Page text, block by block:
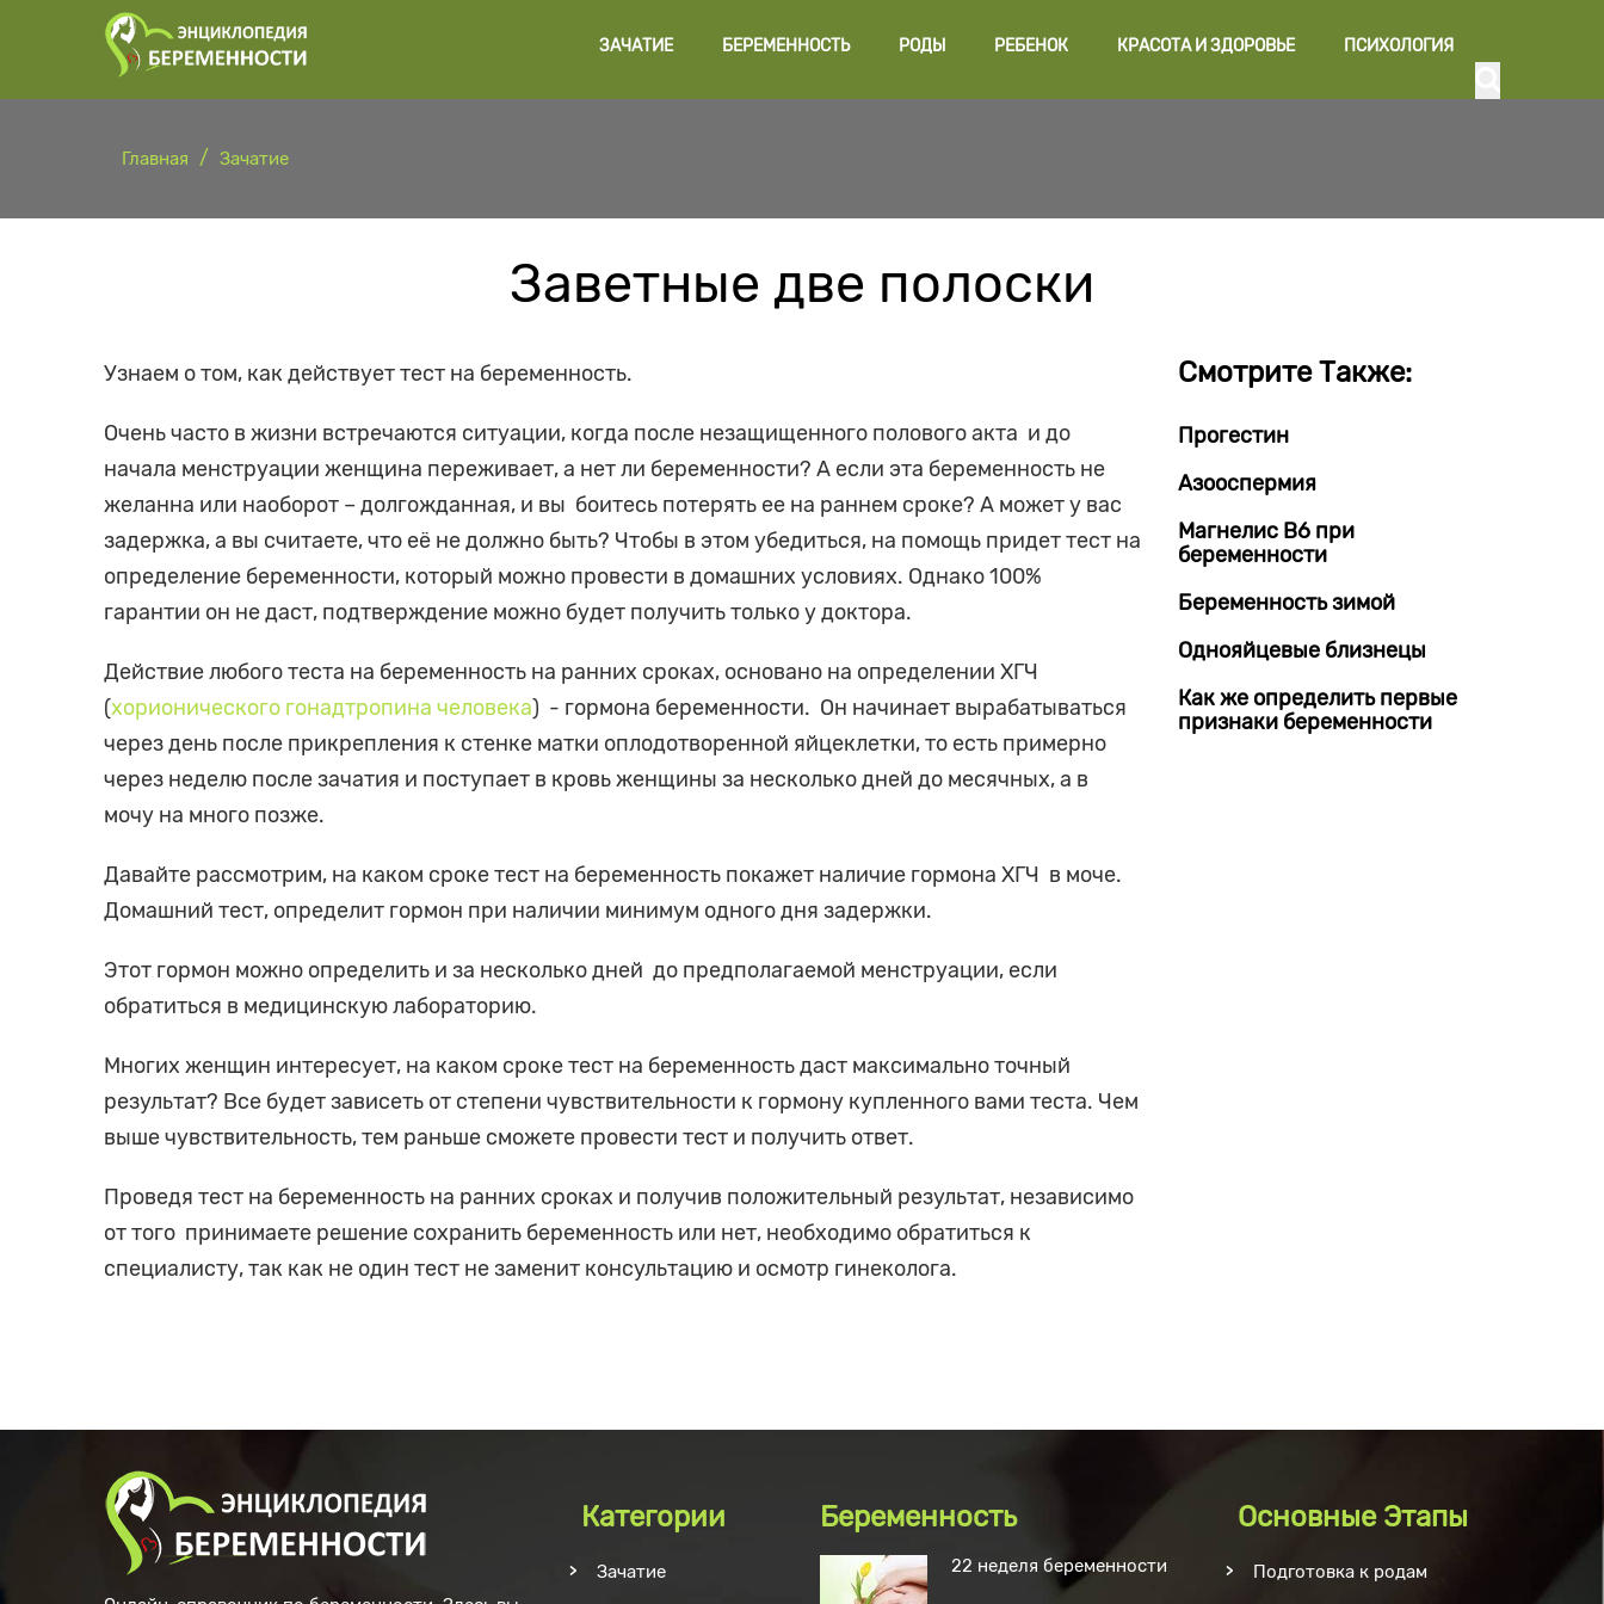
ЗАЧАТИЕ БЕРЕМЕННОСТЬ РОДЫ РЕБЕНОК КРАСОТА И ЗДОРОВЬЕ ПСИХОЛОГИЯ
Главная Зачатие
Заветные две полоски
Узнаем о том, как действует тест на беременность.
Очень часто в жизни встречаются ситуации, когда после незащищенного полового акта и до
начала менструации женщина переживает, а нет ли беременности? А если эта беременность не
желанна или наоборот – долгожданная, и вы боитесь потерять ее на раннем сроке? А может у вас
задержка, а вы считаете, что её не должно быть? Чтобы в этом убедиться, на помощь придет тест на
определение беременности, который можно провести в домашних условиях. Однако 100%
гарантии он не даст, подтверждение можно будет получить только у доктора.
Действие любого теста на беременность на ранних сроках, основано на определении ХГЧ
(хорионического гонадтропина человека) - гормона беременности. Он начинает вырабатываться
через день после прикрепления к стенке матки оплодотворенной яйцеклетки, то есть примерно
через неделю после зачатия и поступает в кровь женщины за несколько дней до месячных, а в
мочу на много позже.
Давайте рассмотрим, на каком сроке тест на беременность покажет наличие гормона ХГЧ в моче.
Домашний тест, определит гормон при наличии минимум одного дня задержки.
Этот гормон можно определить и за несколько дней до предполагаемой менструации, если
обратиться в медицинскую лабораторию.
Многих женщин интересует, на каком сроке тест на беременность даст максимально точный
результат? Все будет зависеть от степени чувствительности к гормону купленного вами теста. Чем
выше чувствительность, тем раньше сможете провести тест и получить ответ.
Проведя тест на беременность на ранних сроках и получив положительный результат, независимо
от того принимаете решение сохранить беременность или нет, необходимо обратиться к
специалисту, так как не один тест не заменит консультацию и осмотр гинеколога.
Смотрите Также:
Прогестин
Азооспермия
Магнелис В6 при
беременности
Беременность зимой
Однояйцевые близнецы
Как же определить первые
признаки беременности
Категории
Зачатие
Беременность
22 неделя беременности
Основные Этапы
Подготовка к родам